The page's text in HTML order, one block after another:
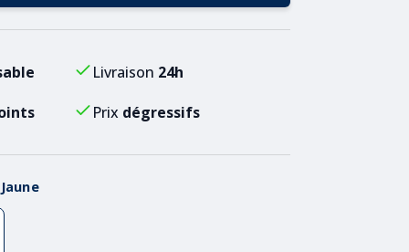
Livraison 24h
Prix dégressifs
Jaune